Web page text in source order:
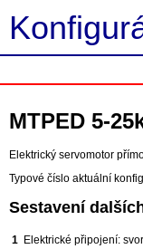
MTPED 5-
Elektrický servomotor
Typové číslo aktuální
Sestavení
1 Elektrické připojení: